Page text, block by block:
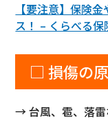
【要注意】保険
ス！ – くらべる保
□ 損傷の
→ 台風、雹、落雷